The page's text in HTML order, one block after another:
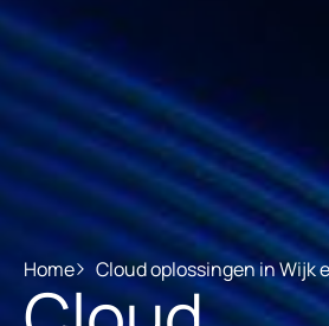
Home Cloud oplossingen in Wijk